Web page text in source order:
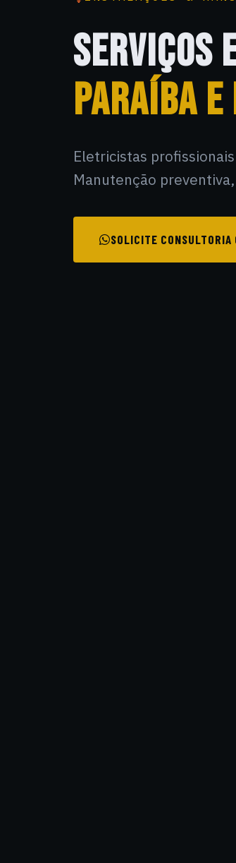
SERVIÇOS
PARAÍBA E
Eletricistas
Manutenção
SOLICITE CONSULTORIA